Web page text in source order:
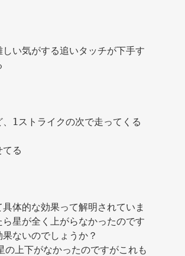
い気がする追いタッチが下手す
1ストライクの次で走ってくる
てる
体的な効果って解明されていま
星が全く上がらなかったのです
ないのでしょうか？
上下がなかったのですがこれも